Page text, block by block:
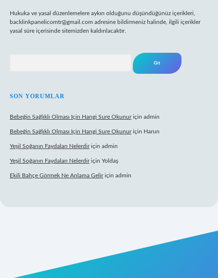
Hukuka ve yasal düzenlemelere aykırı olduğunu düşündüğünüz içerikleri,
backlinkpanelicomtr@gmail.com adresine bildirmeniz halinde, ilgili içerikler
yasal süre içerisinde sitemizden kaldırılacaktır.
SON YORUMLAR
Bebeğin Sağlıklı Olması Için Hangi Sure Okunuriçin admin
Bebeğin Sağlıklı Olması Için Hangi Sure Okunuriçin Harun
Yeşil Soğanın Faydaları Nelerdiriçin admin
Yeşil Soğanın Faydaları Nelerdiriçin Yoldaş
Ekili Bahçe Görmek Ne Anlama Geliriçin admin